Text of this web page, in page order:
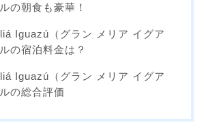
の朝食も豪華！
Iguazú（グラン メリア イグア
の宿泊料金は？
Iguazú（グラン メリア イグア
の総合評価